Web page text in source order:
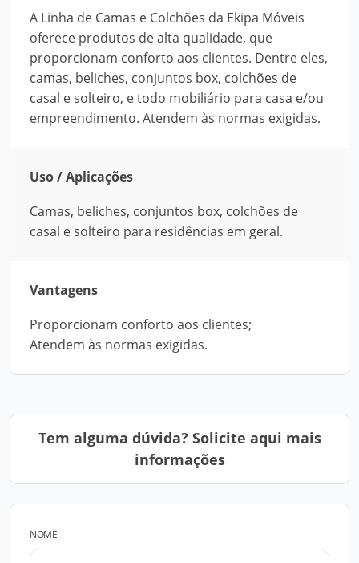
A Linha de Camas e Colchões da Ekipa Móveis
oferece produtos de alta qualidade, que
proporcionam conforto aos clientes. Dentre eles,
camas, beliches, conjuntos box, colchões de
casal e solteiro, e todo mobiliário para casa e/ou
empreendimento. Atendem às normas exigidas.
Uso / Aplicações
Camas, beliches, conjuntos box, colchões de
casal e solteiro para residências em geral.
Vantagens
Proporcionam conforto aos clientes;
Atendem às normas exigidas.
Tem alguma dúvida? Solicite aqui mais
informações
NOME